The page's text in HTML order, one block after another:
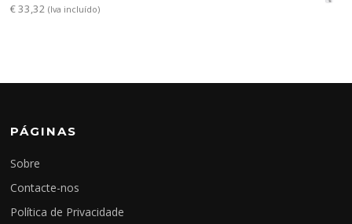
€33,32 (Iva incluído)
PÁGINAS
Sobre
Contacte-nos
Política de Privacidade